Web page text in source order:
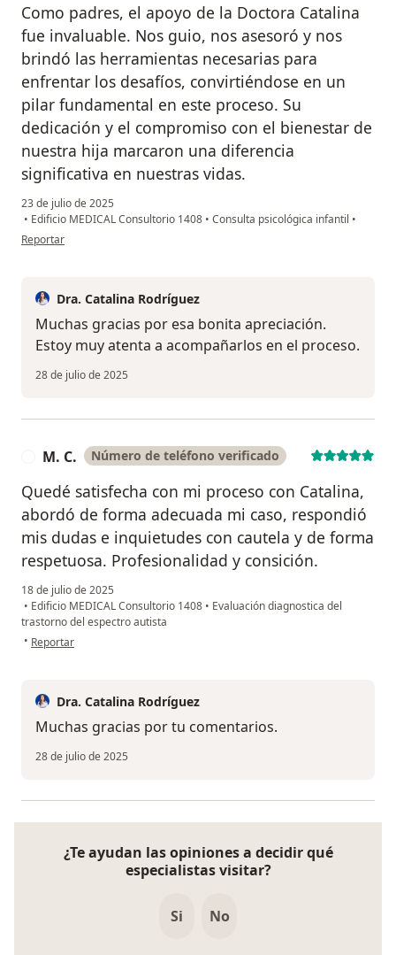
Como padres, el apoyo de la Doctora Catalina
fue invaluable. Nos guio, nos asesoró y nos
brindó las herramientas necesarias para
enfrentar los desafíos, convirtiéndose en un
pilar fundamental en este proceso. Su
dedicación y el compromiso con el bienestar de
nuestra hija marcaron una diferencia
significativa en nuestras vidas.
23 de julio de 2025
• Edificio MEDICAL Consultorio 1408 • Consulta psicológica infantil •
en opinión del usuario Camilo Legarda // Noralma Briones
Reportar
Dra. Catalina Rodríguez
Muchas gracias por esa bonita apreciación.
Estoy muy atenta a acompañarlos en el proceso.
28 de julio de 2025
M. C. Número de teléfono verificado
Quedé satisfecha con mi proceso con Catalina,
abordó de forma adecuada mi caso, respondió
mis dudas e inquietudes con cautela y de forma
respetuosa. Profesionalidad y consición.
18 de julio de 2025
• Edificio MEDICAL Consultorio 1408 • Evaluación diagnostica del
trastorno del espectro autista
• en opinión del usuario M. C.
Reportar
Dra. Catalina Rodríguez
Muchas gracias por tu comentarios.
28 de julio de 2025
¿Te ayudan las opiniones a decidir qué
especialistas visitar?
Si No